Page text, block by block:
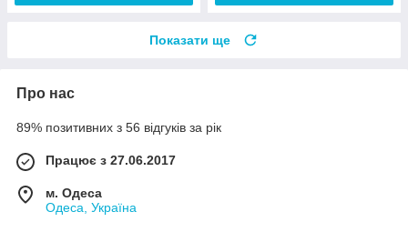
Показати ще
Про нас
89% позитивних з 56 відгуків за рік
Працює з 27.06.2017
м. Одеса
Одеса, Україна